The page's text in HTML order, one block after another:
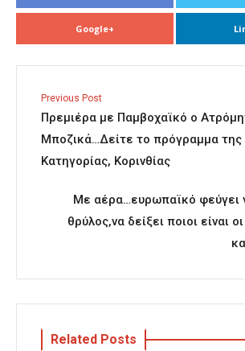
Google+
Previous Post
Πρεμιέρα με Παμβοχαϊκό ο
Μποζικά…Δείτε το πρόγραμμα της
Κατηγορίας, Κορινθίας
Με αέρα…ευρωπαϊκό φεύγει
θρύλος,να δείξει ποιοι είναι
Related Posts